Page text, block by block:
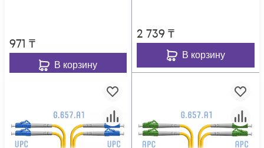
971 ₸
В корзину
2 739 ₸
В корзину